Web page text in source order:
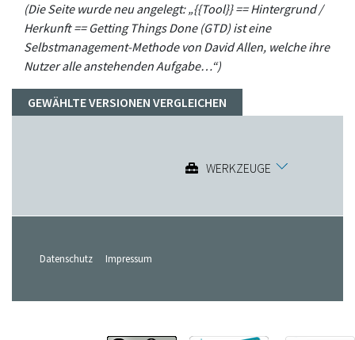
(Die Seite wurde neu angelegt: „{{Tool}} == Hintergrund /
Herkunft == Getting Things Done (GTD) ist eine
Selbstmanagement-Methode von David Allen, welche ihre
Nutzer alle anstehenden Aufgabe…“)
WERKZEUGE
Datenschutz Impressum